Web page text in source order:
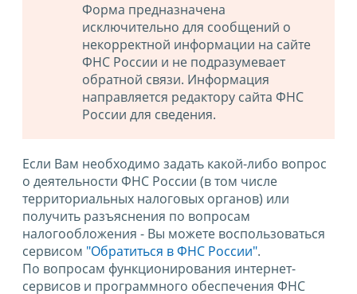
Форма предназначена
исключительно для сообщений о
некорректной информации на сайте
ФНС России и не подразумевает
обратной связи. Информация
направляется редактору сайта ФНС
России для сведения.
Если Вам необходимо задать какой-либо вопрос
о деятельности ФНС России (в том числе
территориальных налоговых органов) или
получить разъяснения по вопросам
налогообложения - Вы можете воспользоваться
сервисом "Обратиться в ФНС России".
По вопросам функционирования интернет-
сервисов и программного обеспечения ФНС